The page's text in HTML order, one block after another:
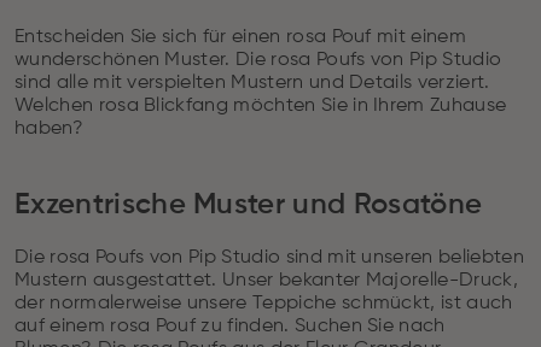
Entscheiden Sie sich für einen rosa Pouf mit einem
wunderschönen Muster. Die rosa Poufs von Pip Studio
sind alle mit verspielten Mustern und Details verziert.
Welchen rosa Blickfang möchten Sie in Ihrem Zuhause
haben?
Exzentrische Muster und Rosatöne
Die rosa Poufs von Pip Studio sind mit unseren beliebten
Mustern ausgestattet. Unser bekanter Majorelle-Druck,
der normalerweise unsere Teppiche schmückt, ist auch
auf einem rosa Pouf zu finden. Suchen Sie nach